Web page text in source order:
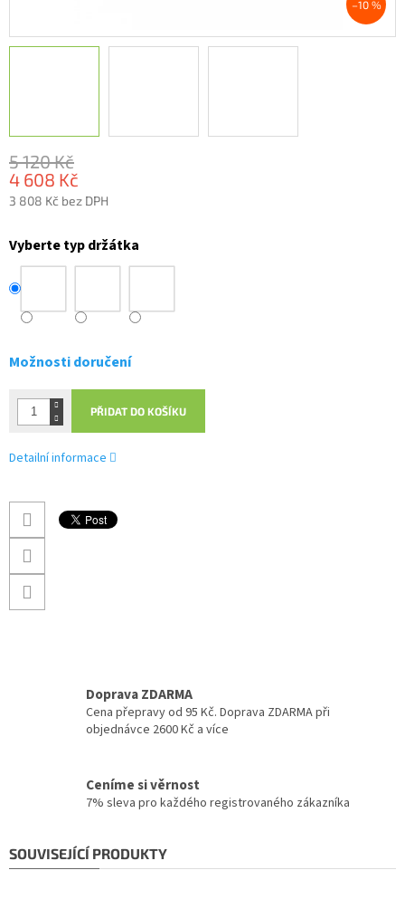
–10 %
5 120 Kč
4 608 Kč
3 808 Kč bez DPH
cena:
Vyberte typ držátka
Možnosti doručení
PŘIDAT DO KOŠÍKU
Detailní informace
Doprava ZDARMA
Cena přepravy od 95 Kč. Doprava ZDARMA při
objednávce 2600 Kč a více
Ceníme si věrnost
7% sleva pro každého registrovaného zákazníka
SOUVISEJÍCÍ PRODUKTY